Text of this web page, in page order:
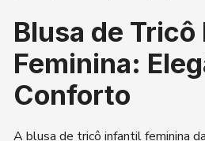
Blusa de
Feminina:
Conforto
A blusa de tricô infantil feminina